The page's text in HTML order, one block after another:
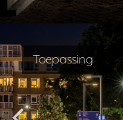
Toepassing